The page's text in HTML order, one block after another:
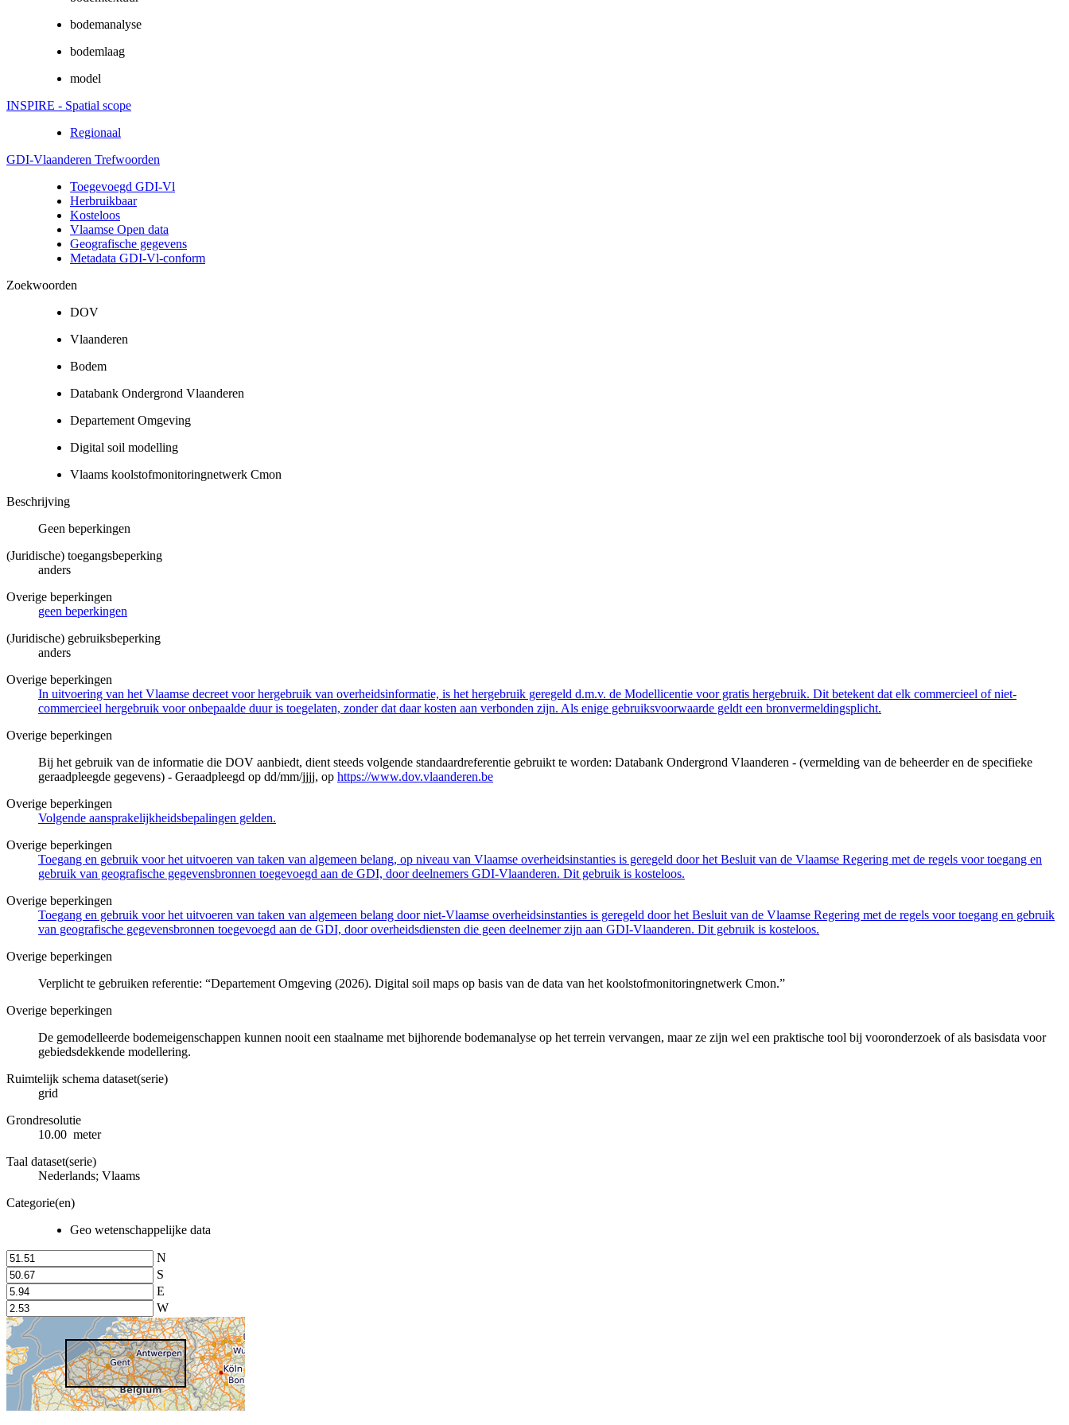
bodemanalyse
bodemlaag
model
INSPIRE - Spatial scope
Regionaal
GDI-Vlaanderen Trefwoorden
Toegevoegd GDI-Vl
Herbruikbaar
Kosteloos
Vlaamse Open data
Geografische gegevens
Metadata GDI-Vl-conform
Zoekwoorden
DOV
Vlaanderen
Bodem
Databank Ondergrond Vlaanderen
Departement Omgeving
Digital soil modelling
Vlaams koolstofmonitoringnetwerk Cmon
Beschrijving
Geen beperkingen
(Juridische) toegangsbeperking
anders
Overige beperkingen
geen beperkingen
(Juridische) gebruiksbeperking
anders
Overige beperkingen
In uitvoering van het Vlaamse decreet voor hergebruik van overheidsinformatie, is het hergebruik geregeld d.m.v. de Modellicentie voor gratis hergebruik. Dit betekent dat elk commercieel of niet-
commercieel hergebruik voor onbepaalde duur is toegelaten, zonder dat daar kosten aan verbonden zijn. Als enige gebruiksvoorwaarde geldt een bronvermeldingsplicht.
Overige beperkingen
Bij het gebruik van de informatie die DOV aanbiedt, dient steeds volgende standaardreferentie gebruikt te worden: Databank Ondergrond Vlaanderen - (vermelding van de beheerder en de specifieke
geraadpleegde gegevens) - Geraadpleegd op dd/mm/jjjj, op https://www.dov.vlaanderen.be
Overige beperkingen
Volgende aansprakelijkheidsbepalingen gelden.
Overige beperkingen
Toegang en gebruik voor het uitvoeren van taken van algemeen belang, op niveau van Vlaamse overheidsinstanties is geregeld door het Besluit van de Vlaamse Regering met de regels voor toegang en
gebruik van geografische gegevensbronnen toegevoegd aan de GDI, door deelnemers GDI-Vlaanderen. Dit gebruik is kosteloos.
Overige beperkingen
Toegang en gebruik voor het uitvoeren van taken van algemeen belang door niet-Vlaamse overheidsinstanties is geregeld door het Besluit van de Vlaamse Regering met de regels voor toegang en gebruik
van geografische gegevensbronnen toegevoegd aan de GDI, door overheidsdiensten die geen deelnemer zijn aan GDI-Vlaanderen. Dit gebruik is kosteloos.
Overige beperkingen
Verplicht te gebruiken referentie: “Departement Omgeving (2026). Digital soil maps op basis van de data van het koolstofmonitoringnetwerk Cmon.”
Overige beperkingen
De gemodelleerde bodemeigenschappen kunnen nooit een staalname met bijhorende bodemanalyse op het terrein vervangen, maar ze zijn wel een praktische tool bij vooronderzoek of als basisdata voor
gebiedsdekkende modellering.
Ruimtelijk schema dataset(serie)
grid
Grondresolutie
10.00 meter
Taal dataset(serie)
Nederlands; Vlaams
Categorie(en)
Geo wetenschappelijke data
N
S
E
W